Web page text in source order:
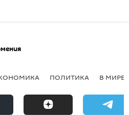
ПОЛИТИКА В МИРЕ